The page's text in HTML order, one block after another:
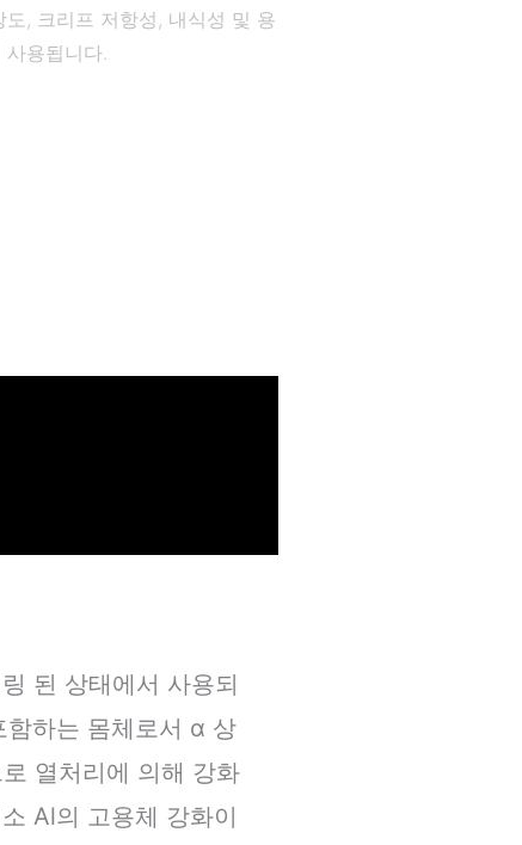
, 크리프 저항성, 내식성 및 용
용됩니다.
된 상태에서 사용되
하는 몸체로서 α 상
열처리에 의해 강화
Al의 고용체 강화이